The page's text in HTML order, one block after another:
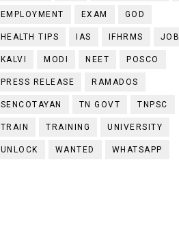
EMPLOYMENT EXAM GOD
HEALTH TIPS IAS IFHRMS JOB
KALVI MODI NEET POSCO
PRESS RELEASE RAMADOS
SENCOTAYAN TN GOVT TNPSC
TRAIN TRAINING UNIVERSITY
UNLOCK WANTED WHATSAPP